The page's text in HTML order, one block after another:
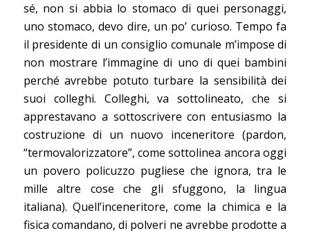
sé, non si abbia lo stomaco di quei personaggi,
uno stomaco, devo dire, un po’ curioso. Tempo fa
il presidente di un consiglio comunale m’impose di
non mostrare l’immagine di uno di quei bambini
perché avrebbe potuto turbare la sensibilità dei
suoi colleghi. Colleghi, va sottolineato, che si
apprestavano a sottoscrivere con entusiasmo la
costruzione di un nuovo inceneritore (pardon,
“termovalorizzatore”, come sottolinea ancora oggi
un povero policuzzo pugliese che ignora, tra le
mille altre cose che gli sfuggono, la lingua
italiana). Quell’inceneritore, come la chimica e la
fisica comandano, di polveri ne avrebbe prodotte a